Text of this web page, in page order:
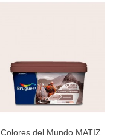
Colores del Mundo MATIZ